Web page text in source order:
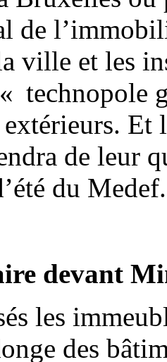
de
ville et les
technopole
Et
de leur
du Medef.
devant
les
des